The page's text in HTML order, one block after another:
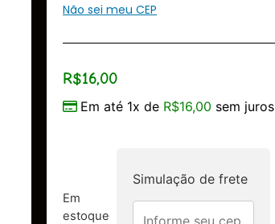
Não sei meu CEP
R$16,00
Em até 1x de R$16,00 sem juros
Em
estoque
Simulação de frete